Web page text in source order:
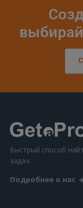
Быстрый способ
задач.
Подробнее о нас